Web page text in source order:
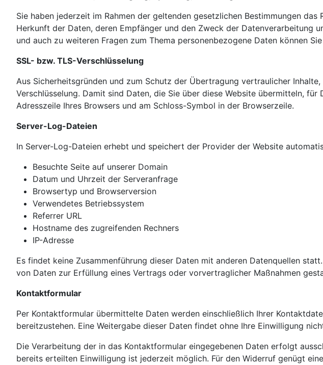
Sie haben jederzeit im Rahmen der geltenden gesetzlichen Bestimmungen
Herkunft der Daten, deren Empfänger und den Zweck der Datenverarbeitung
und auch zu weiteren Fragen zum Thema personenbezogene Daten können
SSL- bzw. TLS-Verschlüsselung
Aus Sicherheitsgründen und zum Schutz der Übertragung vertraulicher
Verschlüsselung. Damit sind Daten, die Sie über diese Website übermitteln,
Adresszeile Ihres Browsers und am Schloss-Symbol in der Browserzeile.
Server-Log-Dateien
In Server-Log-Dateien erhebt und speichert der Provider der Website
Besuchte Seite auf unserer Domain
Datum und Uhrzeit der Serveranfrage
Browsertyp und Browserversion
Verwendetes Betriebssystem
Referrer URL
Hostname des zugreifenden Rechners
IP-Adresse
Es findet keine Zusammenführung dieser Daten mit anderen Datenquellen
von Daten zur Erfüllung eines Vertrags oder vorvertraglicher Maßnahmen
Kontaktformular
Per Kontaktformular übermittelte Daten werden einschließlich Ihrer
bereitzustehen. Eine Weitergabe dieser Daten findet ohne Ihre Einwilligung
Die Verarbeitung der in das Kontaktformular eingegebenen Daten erfolgt
bereits erteilten Einwilligung ist jederzeit möglich. Für den Widerruf genügt